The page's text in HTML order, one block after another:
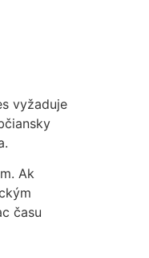
vyžaduje
Ak
času